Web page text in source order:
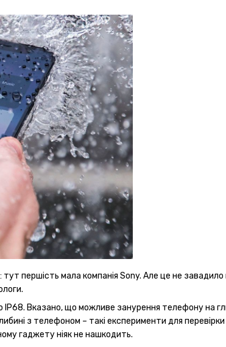
першість мала компанія Sony. Але це не
Вказано, що можливе занурення телефону на
з телефоном – такі експерименти для
гаджету ніяк не нашкодить.